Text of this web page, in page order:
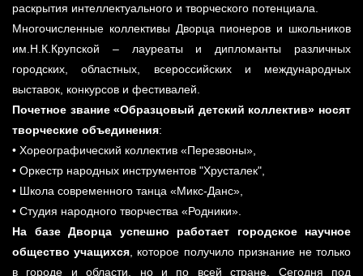
раскрытия интеллектуального и творческого потенциала.
Многочисленные коллективы Дворца пионеров и школьников
им.Н.К.Крупской – лауреаты и дипломанты различных
городских, областных, всероссийских и международных
выставок, конкурсов и фестивалей.
Почетное звание «Образцовый детский коллектив» носят
творческие объединения:
• Хореографический коллектив «Перезвоны»,
• Оркестр народных инструментов "Хрусталек",
• Школа современного танца «Микс-Данс»,
• Студия народного творчества «Родники».
На базе Дворца успешно работает городское научное
общество учащихся , которое получило признание не только
в городе и области, но и по всей стране. Сегодня под